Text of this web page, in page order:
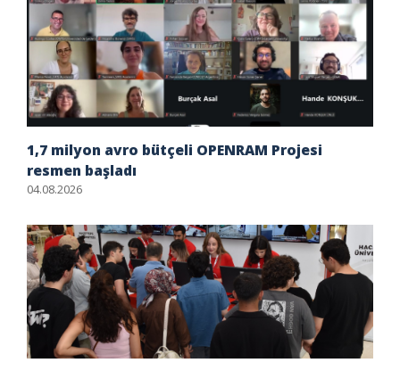
1,7 milyon avro bütçeli OPENRAM Projesi
resmen başladı
04.08.2026